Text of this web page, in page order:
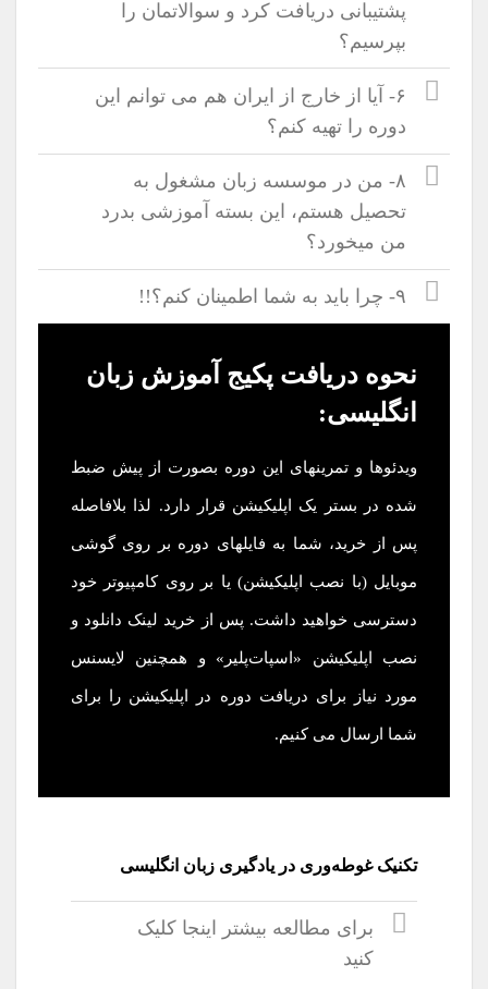
پشتیبانی دریافت کرد و سوالاتمان را
بپرسیم؟
۶- آیا از خارج از ایران هم می توانم این
دوره را تهیه کنم؟
۸- من در موسسه زبان مشغول به
تحصیل هستم، این بسته آموزشی بدرد
من میخورد؟
۹- چرا باید به شما اطمینان کنم؟!!
نحوه دریافت پکیج آموزش زبان
انگلیسی:
ویدئوها و تمرینهای این دوره بصورت از پیش ضبط
شده در بستر یک اپلیکیشن قرار دارد. لذا بلافاصله
پس از خرید، شما به فایلهای دوره بر روی گوشی
موبایل (با نصب اپلیکیشن) یا بر روی کامپیوتر خود
دسترسی خواهید داشت. پس از خرید لینک دانلود و
نصب اپلیکیشن «اسپات‌پلیر» و همچنین لایسنس
مورد نیاز برای دریافت دوره در اپلیکیشن را برای
شما ارسال می کنیم.
تکنیک غوطه‌وری در یادگیری زبان انگلیسی
برای مطالعه بیشتر اینجا کلیک
کنید